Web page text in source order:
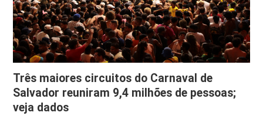
Três maiores circuitos do Carnaval de
Salvador reuniram 9,4 milhões de pessoas;
veja dados